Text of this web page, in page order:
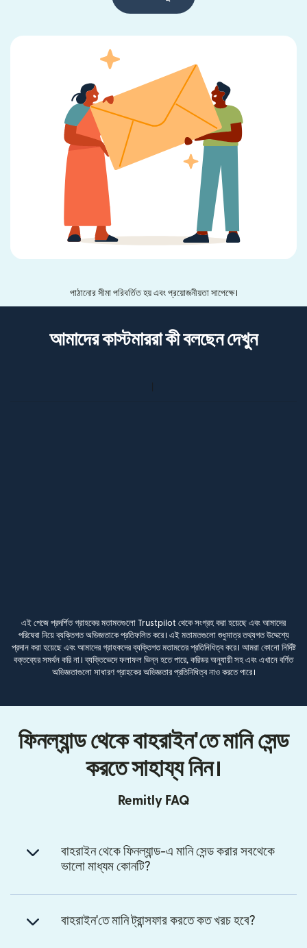
পাঠানোর সীমা পরিবর্তিত হয় এবং প্রয়োজনীয়তা সাপেক্ষে।
আমাদের কাস্টমাররা কী বলছেন দেখুন
এই পেজে প্রদর্শিত গ্রাহকের মতামতগুলো Trustpilot থেকে সংগ্রহ করা হয়েছে এবং আমাদের
পরিষেবা নিয়ে ব্যক্তিগত অভিজ্ঞতাকে প্রতিফলিত করে। এই মতামতগুলো শুধুমাত্র তথ্যগত উদ্দেশ্যে
প্রদান করা হয়েছে এবং আমাদের গ্রাহকদের ব্যক্তিগত মতামতের প্রতিনিধিত্ব করে। আমরা কোনো নির্দিষ্ট
বক্তব্যের সমর্থন করি না। ব্যক্তিভেদে ফলাফল ভিন্ন হতে পারে, করিডর অনুযায়ী সহ এবং এখানে বর্ণিত
অভিজ্ঞতাগুলো সাধারণ গ্রাহকের অভিজ্ঞতার প্রতিনিধিত্ব নাও করতে পারে।
ফিনল্যান্ড থেকে বাহরাইন'তে মানি সেন্ড
করতে সাহায্য নিন।
Remitly FAQ
বাহরাইন থেকে ফিনল্যান্ড-এ মানি সেন্ড করার সবথেকে
ভালো মাধ্যম কোনটি?
বাহরাইন'তে মানি ট্রান্সফার করতে কত খরচ হবে?